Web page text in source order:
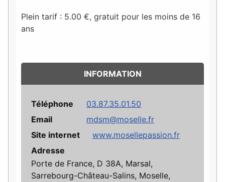
Plein tarif : 5.00 €, gratuit pour les moins de 16
ans
INFORMATION
Téléphone
03.87.35.01.50
Email
mdsm@moselle.fr
Site internet
www.mosellepassion.fr
Adresse
Porte de France, D 38A, Marsal,
Sarrebourg-Château-Salins, Moselle,